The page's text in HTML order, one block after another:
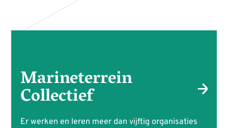
Marineterrein
Collectief
Er werken en leren meer dan vijftig organisaties